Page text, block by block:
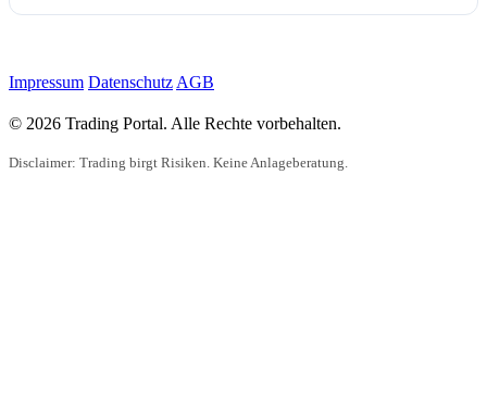
Impressum Datenschutz AGB
© 2026 Trading Portal. Alle Rechte vorbehalten.
Disclaimer: Trading birgt Risiken. Keine Anlageberatung.